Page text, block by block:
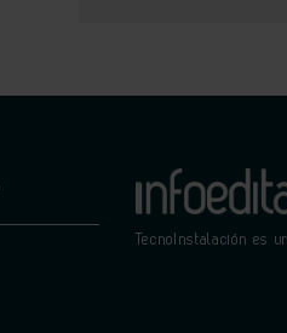
TecnoInstalación es